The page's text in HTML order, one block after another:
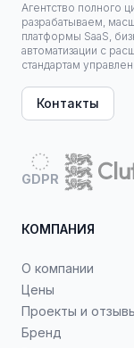
Агентство полного
разрабатываем,
платформы SaaS,
автоматизации с
стандартам
Контакты
GDPR
КОМПАНИЯ
О компании
Цены
Проекты и
Бренд